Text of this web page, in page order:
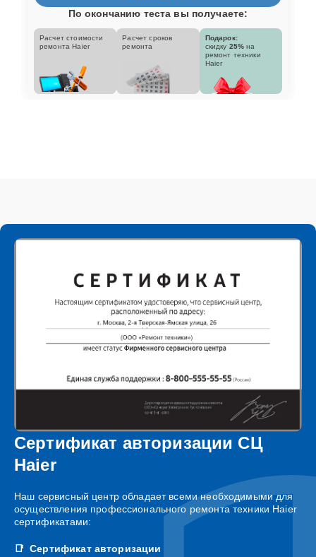
По окончанию теста вы получаете:
Расчет стоимости
ремонта Haier
Расчет сроков
ремонта
Подарок:
скидку 25% на
ремонт техники
Haier
Сертификат авторизации СЦ
Haier
Наш сервисный центр обладает всеми необходимыми для
осуществления профессионального ремонта техники Haier
сертификатами:
Сертификат авторизации